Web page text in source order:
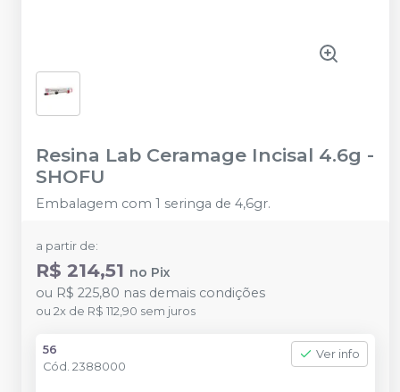
Resina Lab Ceramage Incisal 4.6g -
SHOFU
Embalagem com 1 seringa de 4,6gr.
a partir de:
R$ 214,51 no Pix
ou R$ 225,80 nas demais condições
ou 2x de R$ 112,90 sem juros
56
Cód. 2388000
Ver info